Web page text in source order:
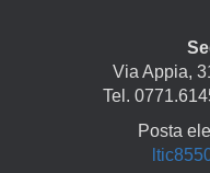
Via Appia,
Tel.
Posta